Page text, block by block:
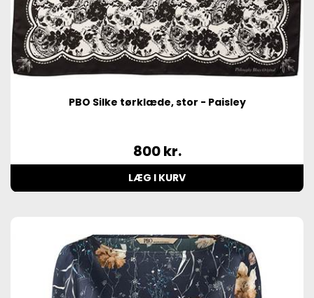
PBO Silke tørklæde, stor - Paisley
800kr.
LÆG I KURV